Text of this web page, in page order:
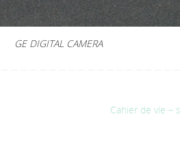
GE DIGITAL CAMERA
Cahier de vie –